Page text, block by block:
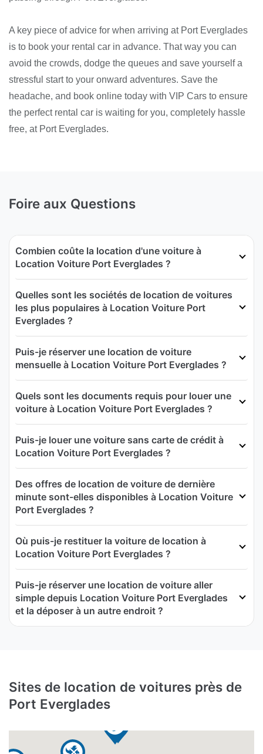
A key piece of advice for when arriving at Port Everglades
is to book your rental car in advance. That way you can
avoid the crowds, dodge the queues and save yourself a
stressful start to your onward adventures. Save the
headache, and book online today with VIP Cars to ensure
the perfect rental car is waiting for you, completely hassle
free, at Port Everglades.
Foire aux Questions
Combien coûte la location d'une voiture à
Location Voiture Port Everglades ?
Quelles sont les sociétés de location de voitures
les plus populaires à Location Voiture Port
Everglades ?
Puis-je réserver une location de voiture
mensuelle à Location Voiture Port Everglades ?
Quels sont les documents requis pour louer une
voiture à Location Voiture Port Everglades ?
Puis-je louer une voiture sans carte de crédit à
Location Voiture Port Everglades ?
Des offres de location de voiture de dernière
minute sont-elles disponibles à Location Voiture
Port Everglades ?
Où puis-je restituer la voiture de location à
Location Voiture Port Everglades ?
Puis-je réserver une location de voiture aller
simple depuis Location Voiture Port Everglades
et la déposer à un autre endroit ?
Sites de location de voitures près de
Port Everglades